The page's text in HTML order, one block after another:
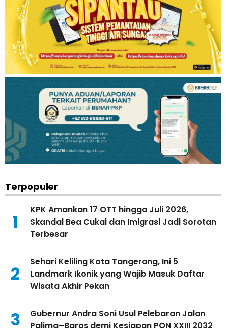
Terpopuler
1
KPK Amankan 17 OTT hingga Juli 2026,
Skandal Bea Cukai dan Imigrasi Jadi Sorotan
Terbesar
2
Sehari Keliling Kota Tangerang, Ini 5
Landmark Ikonik yang Wajib Masuk Daftar
Wisata Akhir Pekan
3
Gubernur Andra Soni Usul Pelebaran Jalan
Palima–Baros demi Kesiapan PON XXIII 2032